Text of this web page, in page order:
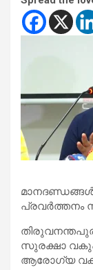
മാനദണ്ഡങ്ങള്‍
പ്രവര്‍ത്തനം
സുരക്ഷാ
ആരോഗ്യ